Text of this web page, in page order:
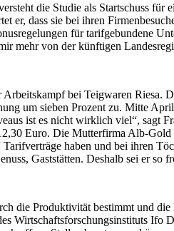
die Studie als Startschuss
er, dass sie bei ihren
für tarifgebundene
mehr von der künftigen
bei Teigwaren Riesa.
um sieben Prozent zu. Mitte
ist es nicht wirklich viel“, sagt
Euro. Die Mutterfirma Alb-
haben und bei ihren
Gaststätten. Deshalb sei er
die Produktivität bestimmt und
Wirtschaftsforschungsinstituts Ifo